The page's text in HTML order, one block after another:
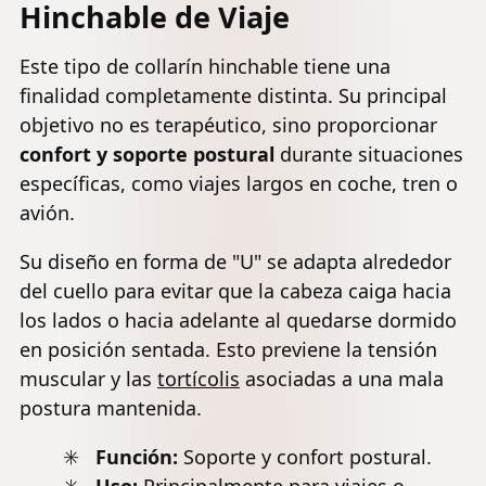
cuello
Hinchable de Viaje
Este tipo de collarín hinchable tiene una
finalidad completamente distinta. Su principal
objetivo no es terapéutico, sino proporcionar
confort y soporte postural durante situaciones
específicas, como viajes largos en coche, tren o
avión.
Su diseño en forma de "U" se adapta alrededor
del cuello para evitar que la cabeza caiga hacia
los lados o hacia adelante al quedarse dormido
en posición sentada. Esto previene la tensión
muscular y las tortícolis asociadas a una mala
postura mantenida.
Función: Soporte y confort postural.